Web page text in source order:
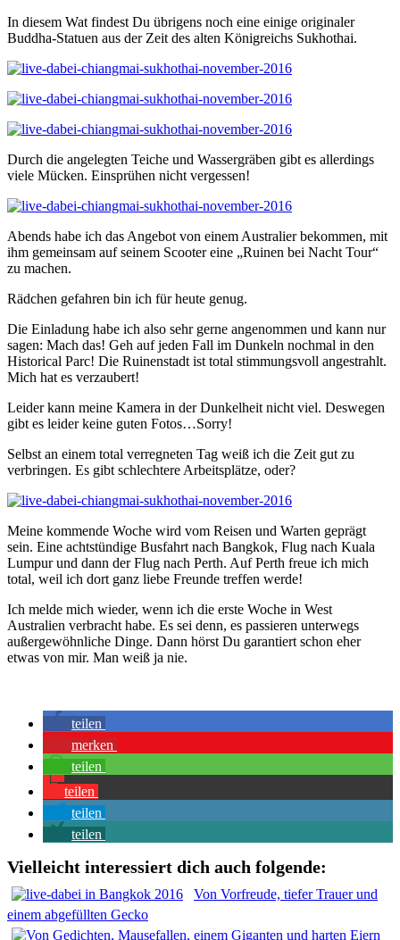
In diesem Wat findest Du übrigens noch eine einige originaler
Buddha-Statuen aus der Zeit des alten Königreichs Sukhothai.
Durch die angelegten Teiche und Wassergräben gibt es allerdings
viele Mücken. Einsprühen nicht vergessen!
Abends habe ich das Angebot von einem Australier bekommen, mit
ihm gemeinsam auf seinem Scooter eine „Ruinen bei Nacht Tour“
zu machen.
Rädchen gefahren bin ich für heute genug.
Die Einladung habe ich also sehr gerne angenommen und kann nur
sagen: Mach das! Geh auf jeden Fall im Dunkeln nochmal in den
Historical Parc! Die Ruinenstadt ist total stimmungsvoll angestrahlt.
Mich hat es verzaubert!
Leider kann meine Kamera in der Dunkelheit nicht viel. Deswegen
gibt es leider keine guten Fotos…Sorry!
Selbst an einem total verregneten Tag weiß ich die Zeit gut zu
verbringen. Es gibt schlechtere Arbeitsplätze, oder?
Meine kommende Woche wird vom Reisen und Warten geprägt
sein. Eine achtstündige Busfahrt nach Bangkok, Flug nach Kuala
Lumpur und dann der Flug nach Perth. Auf Perth freue ich mich
total, weil ich dort ganz liebe Freunde treffen werde!
Ich melde mich wieder, wenn ich die erste Woche in West
Australien verbracht habe. Es sei denn, es passieren unterwegs
außergewöhnliche Dinge. Dann hörst Du garantiert schon eher
etwas von mir. Man weiß ja nie.
teilen
merken
teilen
teilen
teilen
teilen
Vielleicht interessiert dich auch folgende:
Von Vorfreude, tiefer Trauer und
einem abgefüllten Gecko